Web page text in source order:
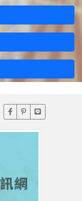
臉書分享(另開新視窗)
噗浪分享(另開新
Line分享(另